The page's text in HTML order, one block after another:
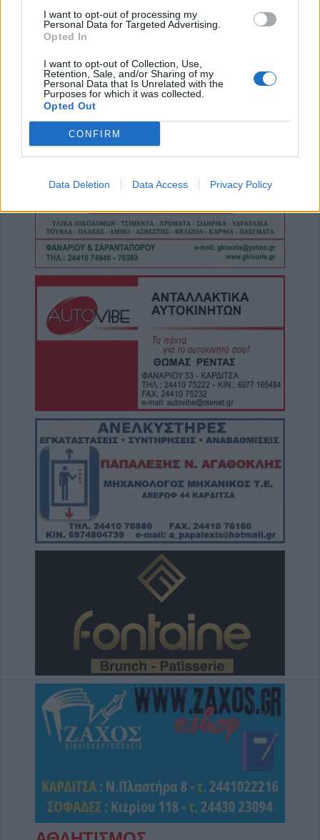
I want to opt-out of processing my
Personal Data for Targeted Advertising.
Opted In
I want to opt-out of Collection, Use,
Retention, Sale, and/or Sharing of my
Personal Data that Is Unrelated with the
Purposes for which it was collected.
Opted Out
CONFIRM
Data Deletion Data Access Privacy Policy
Έκτακτος ψεκασμός και μέτρα προστασίας
για τον Ιό του Δυτικού Νείλου στην Δ.Κ.
6 Αυγούστου 2026, 19:35
Χαλκίδα: Γυναίκα έπεσε από την Υψηλή
Γέφυρα και σώθηκε στα νερά του Ευβοϊκού
6 Αυγούστου 2026, 19:32
6 Αυγούστου 2026, 19:29
Τροχαίο στην Αγιά: Μοτοσικλέτα
συγκρούστηκε με νταλίκα – Στο νοσοκομείο
ο οδηγός
6 Αυγούστου 2026, 19:15
Άνω Λιόσια: Συνελήφθησαν δύο άνδρες για
τον θάνατο 72χρονου που βρέθηκε σε
αυτοκίνητο
6 Αυγούστου 2026, 17:50
Την Παρασκευή 7 Αυγούστου η κηδεία του
Αθανάσιου Ταξιάρχη
Πυρκαγιά σε γεωργική έκταση στην Κρήνη
Φαρσάλων – Μεγάλη κινητοποίηση της
Πυροσβεστικής (+Βίντεο)
6 Αυγούστου 2026, 17:36
Δημόσιες Σ.Α.Ε.Κ.: 860 τμήματα και 95
ειδικότητες για το 2026-2027
6 Αυγούστου 2026, 17:21
Την Παρασκευή (7/8) η δεύτερη καταβολή
του βοηθήματος του ΛΑΕ-ΟΠΕΚΑ
Νεκρός 75χρονος σε αγροτική περιοχή του
Δομενίκου – Πιθανό παθολογικό αίτιο
6 Αυγούστου 2026, 16:27
Απολογισμός ΕΛ.ΑΣ. Θεσσαλίας: 574
συλλήψεις και δεκάδες εξιχνιάσεις τον Ιούλιο
6 Αυγούστου 2026, 16:09
ΥΠΑΑΤ: 38,1 εκατ. ευρώ για την ενίσχυση
κτηνοτρόφων που επλήγησαν από
ζωονόσους
Προγραμματισμένες διακοπές
ηλεκτροδότησης την Παρασκευή (7/8) σε
Ιτέα, Άγιο Γεώργιο, Γεώργιο Καραϊσκάκη,